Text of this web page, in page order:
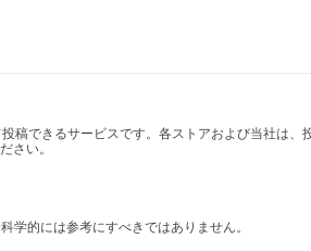
稿できるサービスです。各ストアおよび当社は、
さい。
学的には参考にすべきではありません。